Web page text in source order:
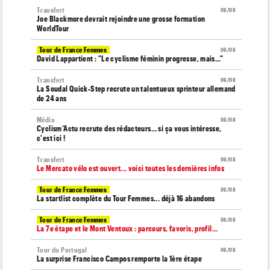
06/08
Transfert
Joe Blackmore devrait rejoindre une grosse formation
WorldTour
06/08
Tour de France Femmes
David Lappartient : "Le cyclisme féminin progresse, mais…"
06/08
Transfert
La Soudal Quick-Step recrute un talentueux sprinteur allemand
de 24 ans
06/08
Média
Cyclism’Actu recrute des rédacteurs… si ça vous intéresse,
c'est ici !
06/08
Transfert
Le Mercato vélo est ouvert... voici toutes les dernières infos
06/08
Tour de France Femmes
La startlist complète du Tour Femmes... déjà 16 abandons
06/08
Tour de France Femmes
La 7e étape et le Mont Ventoux : parcours, favoris, profil…
06/08
Tour du Portugal
La surprise Francisco Campos remporte la 1ère étape